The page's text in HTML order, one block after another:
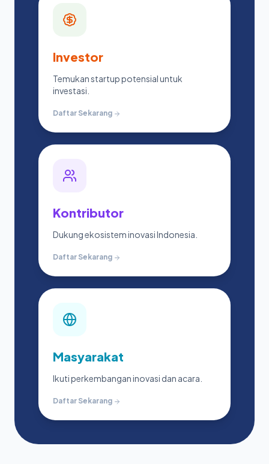
Investor
Temukan startup potensial untuk
investasi.
Daftar Sekarang
Kontributor
Dukung ekosistem inovasi Indonesia.
Daftar Sekarang
Masyarakat
Ikuti perkembangan inovasi dan acara.
Daftar Sekarang